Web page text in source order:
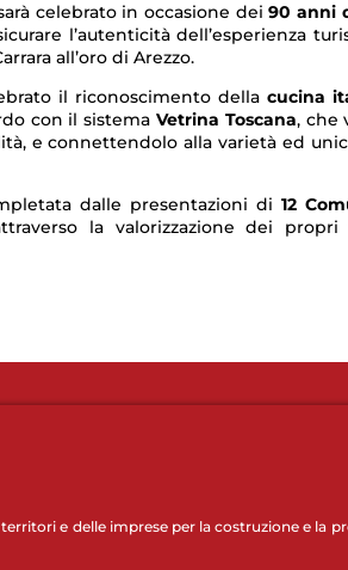
celebrato in occasione dei90 anni
l’autenticità dell’esperienza
all’oro di Arezzo.
il riconoscimento dellacucina
con il sistemaVetrina Toscana, che
e connettendolo alla varietà ed
dalle presentazioni di 12
la valorizzazione dei propri
e delle imprese per la costruzione e